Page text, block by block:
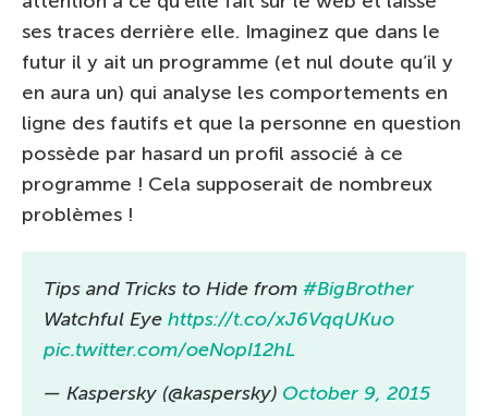
ses traces derrière elle. Imaginez que dans le
futur il y ait un programme (et nul doute qu’il y
en aura un) qui analyse les comportements en
ligne des fautifs et que la personne en question
possède par hasard un profil associé à ce
programme ! Cela supposerait de nombreux
problèmes !
Tips and Tricks to Hide from #BigBrother
Watchful Eye https://t.co/xJ6VqqUKuo
pic.twitter.com/oeNopI12hL
— Kaspersky (@kaspersky) October 9, 2015